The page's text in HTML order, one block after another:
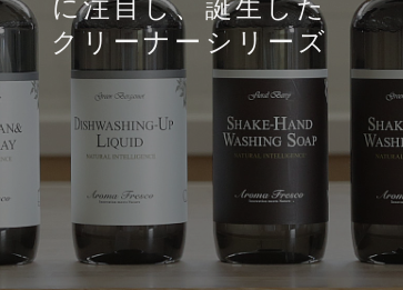
に注目し、誕生した
クリーナーシリーズ